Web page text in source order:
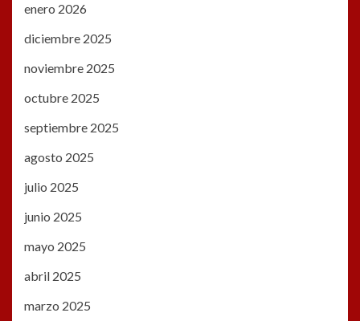
enero 2026
diciembre 2025
noviembre 2025
octubre 2025
septiembre 2025
agosto 2025
julio 2025
junio 2025
mayo 2025
abril 2025
marzo 2025